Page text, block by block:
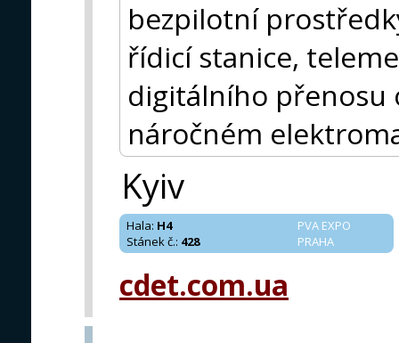
bezpilotní
řídicí stanice,
digitálního přenosu
náročném
Kyiv
PVA EXPO
PRAHA
Hala: H4
Stánek č.: 428
cdet.com.ua